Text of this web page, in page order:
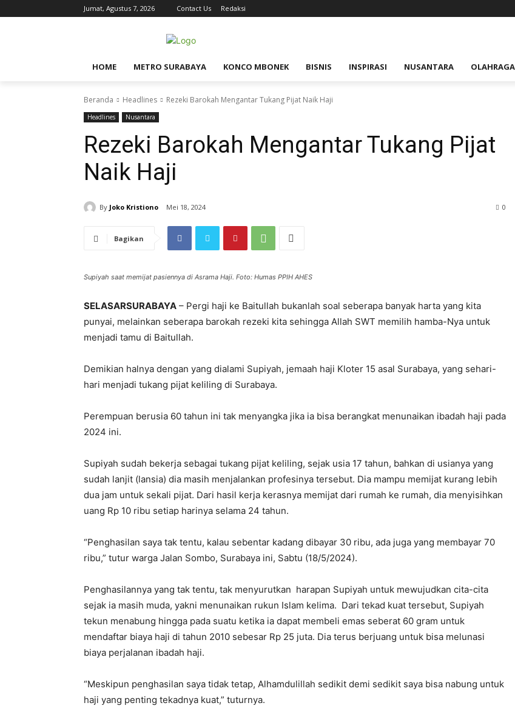
Jumat, Agustus 7, 2026 Contact Us Redaksi
HOME METRO SURABAYA KONCO MBONEK BISNIS INSPIRASI NUSANTARA OLAHRAGA
Beranda Headlines Rezeki Barokah Mengantar Tukang Pijat Naik Haji
Headlines Nusantara
Rezeki Barokah Mengantar Tukang Pijat
Naik Haji
By Joko Kristiono Mei 18, 2024 0
Bagikan
Supiyah saat memijat pasiennya di Asrama Haji. Foto: Humas PPIH AHES
SELASARSURABAYA – Pergi haji ke Baitullah bukanlah soal seberapa banyak harta yang kita
punyai, melainkan seberapa barokah rezeki kita sehingga Allah SWT memilih hamba-Nya untuk
menjadi tamu di Baitullah.
Demikian halnya dengan yang dialami Supiyah, jemaah haji Kloter 15 asal Surabaya, yang sehari-
hari menjadi tukang pijat keliling di Surabaya.
Perempuan berusia 60 tahun ini tak menyangka jika ia bisa berangkat menunaikan ibadah haji pada
2024 ini.
Supiyah sudah bekerja sebagai tukang pijat keliling, sejak usia 17 tahun, bahkan di usianya yang
sudah lanjit (lansia) dia masih menjalankan profesinya tersebut. Dia mampu memijat kurang lebih
dua jam untuk sekali pijat. Dari hasil kerja kerasnya memijat dari rumah ke rumah, dia menyisihkan
uang Rp 10 ribu setiap harinya selama 24 tahun.
“Penghasilan saya tak tentu, kalau sebentar kadang dibayar 30 ribu, ada juga yang membayar 70
ribu,” tutur warga Jalan Sombo, Surabaya ini, Sabtu (18/5/2024).
Penghasilannya yang tak tentu, tak menyurutkan harapan Supiyah untuk mewujudkan cita-cita
sejak ia masih muda, yakni menunaikan rukun Islam kelima. Dari tekad kuat tersebut, Supiyah
tekun menabung hingga pada suatu ketika ia dapat membeli emas seberat 60 gram untuk
mendaftar biaya haji di tahun 2010 sebesar Rp 25 juta. Dia terus berjuang untuk bisa melunasi
biaya perjalanan ibadah haji.
“Meskipun penghasilan saya tidak tetap, Alhamdulillah sedikit demi sedikit saya bisa nabung untuk
haji yang penting tekadnya kuat,” tuturnya.